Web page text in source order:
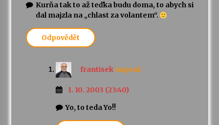
Kurňa tak to až teďka budu doma, to abych si
dal majzla na „chlast za volantem“.
Odpovědět
frantisek napsal:
1. 10. 2003 (23:40)
Yo, to teda Yo!!